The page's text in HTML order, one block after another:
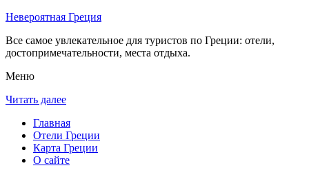
Невероятная Греция
Все самое увлекательное для туристов по Греции: отели,
достопримечательности, места отдыха.
Меню
Читать далее
Главная
Отели Греции
Карта Греции
О сайте